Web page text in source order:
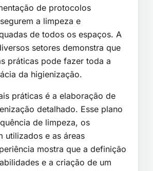
de protocolos
a limpeza e
de todos os espaços. A
setores demonstra que
práticas pode fazer toda a
da higienização.
práticas é a elaboração de
detalhado. Esse plano
de limpeza, os
utilizados e as áreas
mostra que a definição
e a criação de um